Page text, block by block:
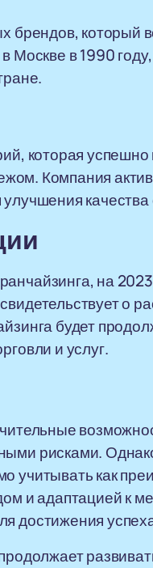
брендов, который
Москве в 1990
которая
Компания
на
о
будет
и услуг.
рисками.
учитывать как
и адаптацией к
достижения